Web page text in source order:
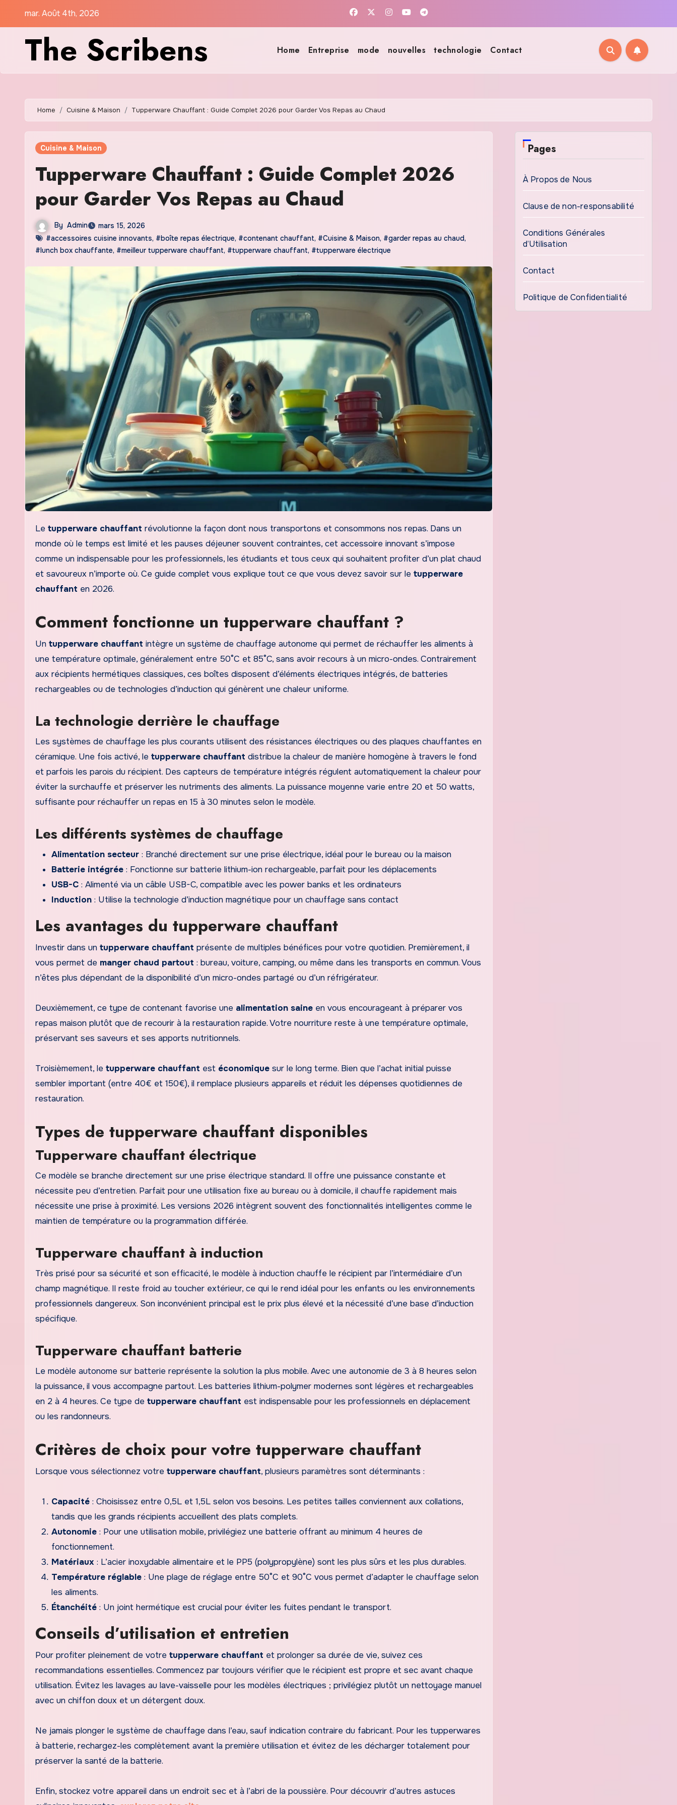
mar. Août 4th, 2026
The Scribens Home Entreprise mode nouvelles technologie Contact
Home Cuisine & Maison Tupperware Chauffant : Guide Complet 2026 pour Garder Vos Repas au Chaud
Cuisine & Maison
Tupperware Chauffant : Guide Complet 2026
pour Garder Vos Repas au Chaud
By Admin
mars 15, 2026
#accessoires cuisine innovants, #boîte repas électrique, #contenant chauffant, #Cuisine & Maison, #garder repas au chaud,
#lunch box chauffante, #meilleur tupperware chauffant, #tupperware chauffant, #tupperware électrique
Le tupperware chauffant révolutionne la façon dont nous transportons et consommons nos repas. Dans un
monde où le temps est limité et les pauses déjeuner souvent contraintes, cet accessoire innovant s’impose
comme un indispensable pour les professionnels, les étudiants et tous ceux qui souhaitent profiter d’un plat chaud
et savoureux n’importe où. Ce guide complet vous explique tout ce que vous devez savoir sur le tupperware
chauffant en 2026.
Comment fonctionne un tupperware chauffant ?
Un tupperware chauffant intègre un système de chauffage autonome qui permet de réchauffer les aliments à
une température optimale, généralement entre 50°C et 85°C, sans avoir recours à un micro-ondes. Contrairement
aux récipients hermétiques classiques, ces boîtes disposent d’éléments électriques intégrés, de batteries
rechargeables ou de technologies d’induction qui génèrent une chaleur uniforme.
La technologie derrière le chauffage
Les systèmes de chauffage les plus courants utilisent des résistances électriques ou des plaques chauffantes en
céramique. Une fois activé, le tupperware chauffant distribue la chaleur de manière homogène à travers le fond
et parfois les parois du récipient. Des capteurs de température intégrés régulent automatiquement la chaleur pour
éviter la surchauffe et préserver les nutriments des aliments. La puissance moyenne varie entre 20 et 50 watts,
suffisante pour réchauffer un repas en 15 à 30 minutes selon le modèle.
Les différents systèmes de chauffage
Alimentation secteur : Branché directement sur une prise électrique, idéal pour le bureau ou la maison
Batterie intégrée : Fonctionne sur batterie lithium-ion rechargeable, parfait pour les déplacements
USB-C : Alimenté via un câble USB-C, compatible avec les power banks et les ordinateurs
Induction : Utilise la technologie d’induction magnétique pour un chauffage sans contact
Les avantages du tupperware chauffant
Investir dans un tupperware chauffant présente de multiples bénéfices pour votre quotidien. Premièrement, il
vous permet de manger chaud partout : bureau, voiture, camping, ou même dans les transports en commun. Vous
n’êtes plus dépendant de la disponibilité d’un micro-ondes partagé ou d’un réfrigérateur.
Deuxièmement, ce type de contenant favorise une alimentation saine en vous encourageant à préparer vos
repas maison plutôt que de recourir à la restauration rapide. Votre nourriture reste à une température optimale,
préservant ses saveurs et ses apports nutritionnels.
Troisièmement, le tupperware chauffant est économique sur le long terme. Bien que l’achat initial puisse
sembler important (entre 40€ et 150€), il remplace plusieurs appareils et réduit les dépenses quotidiennes de
restauration.
Types de tupperware chauffant disponibles
Tupperware chauffant électrique
Ce modèle se branche directement sur une prise électrique standard. Il offre une puissance constante et
nécessite peu d’entretien. Parfait pour une utilisation fixe au bureau ou à domicile, il chauffe rapidement mais
nécessite une prise à proximité. Les versions 2026 intègrent souvent des fonctionnalités intelligentes comme le
maintien de température ou la programmation différée.
Tupperware chauffant à induction
Très prisé pour sa sécurité et son efficacité, le modèle à induction chauffe le récipient par l’intermédiaire d’un
champ magnétique. Il reste froid au toucher extérieur, ce qui le rend idéal pour les enfants ou les environnements
professionnels dangereux. Son inconvénient principal est le prix plus élevé et la nécessité d’une base d’induction
spécifique.
Tupperware chauffant batterie
Le modèle autonome sur batterie représente la solution la plus mobile. Avec une autonomie de 3 à 8 heures selon
la puissance, il vous accompagne partout. Les batteries lithium-polymer modernes sont légères et rechargeables
en 2 à 4 heures. Ce type de tupperware chauffant est indispensable pour les professionnels en déplacement
ou les randonneurs.
Critères de choix pour votre tupperware chauffant
Lorsque vous sélectionnez votre tupperware chauffant, plusieurs paramètres sont déterminants :
Capacité : Choisissez entre 0,5L et 1,5L selon vos besoins. Les petites tailles conviennent aux collations,
tandis que les grands récipients accueillent des plats complets.
Autonomie : Pour une utilisation mobile, privilégiez une batterie offrant au minimum 4 heures de
fonctionnement.
Matériaux : L’acier inoxydable alimentaire et le PP5 (polypropylène) sont les plus sûrs et les plus durables.
Température réglable : Une plage de réglage entre 50°C et 90°C vous permet d’adapter le chauffage selon
les aliments.
Étanchéité : Un joint hermétique est crucial pour éviter les fuites pendant le transport.
Conseils d’utilisation et entretien
Pour profiter pleinement de votre tupperware chauffant et prolonger sa durée de vie, suivez ces
recommandations essentielles. Commencez par toujours vérifier que le récipient est propre et sec avant chaque
utilisation. Évitez les lavages au lave-vaisselle pour les modèles électriques ; privilégiez plutôt un nettoyage manuel
avec un chiffon doux et un détergent doux.
Ne jamais plonger le système de chauffage dans l’eau, sauf indication contraire du fabricant. Pour les tupperwares
à batterie, rechargez-les complètement avant la première utilisation et évitez de les décharger totalement pour
préserver la santé de la batterie.
Enfin, stockez votre appareil dans un endroit sec et à l’abri de la poussière. Pour découvrir d’autres astuces
Pages
À Propos de Nous
Clause de non-responsabilité
Conditions Générales
d’Utilisation
Contact
Politique de Confidentialité